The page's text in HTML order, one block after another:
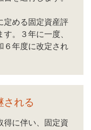
定める固定資産評
。３年に一度、
６年度に改定され
される
得に伴い、固定資